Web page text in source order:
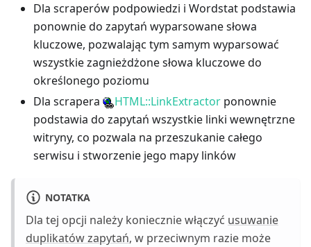
Dla scraperów podpowiedzi i Wordstat podstawia
ponownie do zapytań wyparsowane słowa
kluczowe, pozwalając tym samym wyparsować
wszystkie zagnieżdżone słowa kluczowe do
określonego poziomu
Dla scrapera
HTML::LinkExtractor ponownie
podstawia do zapytań wszystkie linki wewnętrzne
witryny, co pozwala na przeszukanie całego
serwisu i stworzenie jego mapy linków
NOTATKA
Dla tej opcji należy koniecznie włączyć usuwanie
duplikatów zapytań, w przeciwnym razie może